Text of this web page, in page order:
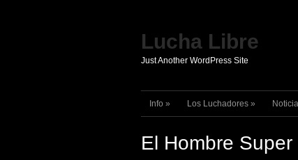
Lucha Libre
Just Another WordPress Site
Info » Los Luchadores »
El Hombre Super